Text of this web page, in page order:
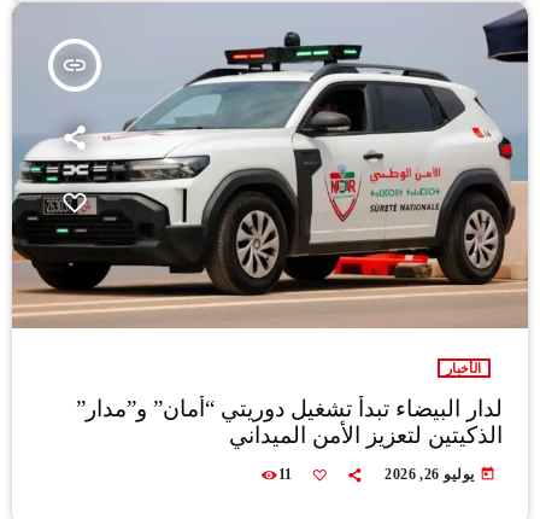
insert_link
الأخبار
لدار البيضاء تبدأ تشغيل دوريتي “أمان” و”مدار”
الذكيتين لتعزيز الأمن الميداني
today يوليو 26, 2026 11